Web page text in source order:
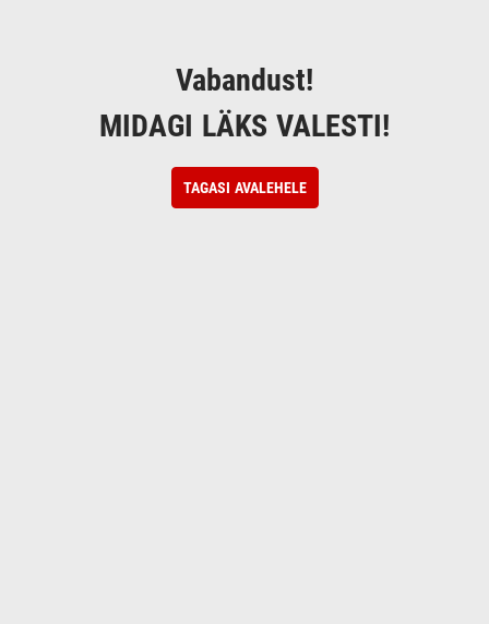
Vabandust!
MIDAGI LÄKS VALESTI!
TAGASI AVALEHELE